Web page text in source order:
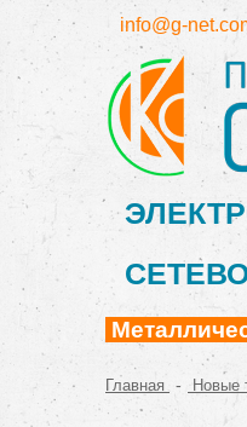
info@g-
Главная - Новые